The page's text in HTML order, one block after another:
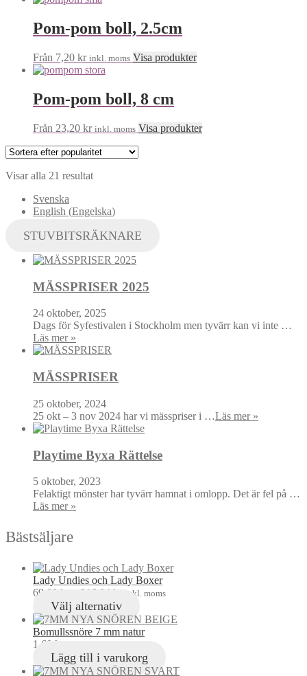
Pom-pom boll, 2.5cm
Från 7,20 kr inkl. moms Visa produkter
Pom-pom boll, 8 cm
Från 23,20 kr inkl. moms Visa produkter
Visar alla 21 resultat
Svenska
English (Engelska)
STUVBITSRÄKNARE
MÄSSPRISER 2025
24 oktober, 2025
Dags för Syfestivalen i Stockholm men tyvärr kan vi inte …
Läs mer »
MÄSSPRISER
25 oktober, 2024
25 okt – 3 nov 2024 har vi mässpriser i …Läs mer »
Playtime Byxa Rättelse
5 oktober, 2023
Felaktigt mönster har tyvärr hamnat i omlopp. Det är fel på …
Läs mer »
Bästsäljare
Lady Undies och Lady Boxer
69,00 kr 216,04 kr inkl. moms
Välj alternativ
Bomullssnöre 7 mm natur
1,60 kr
Lägg till i varukorg